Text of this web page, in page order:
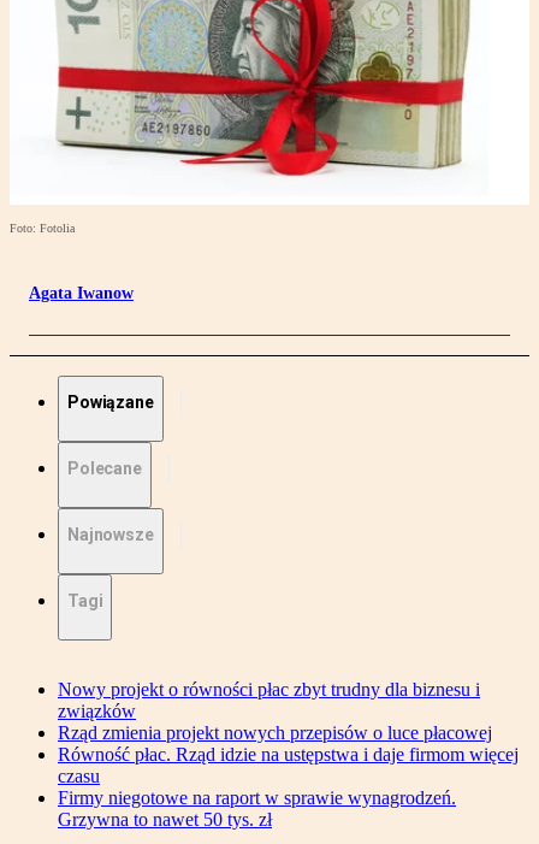
Foto: Fotolia
Agata Iwanow
Powiązane
Polecane
Najnowsze
Tagi
Nowy projekt o równości płac zbyt trudny dla biznesu i
związków
Rząd zmienia projekt nowych przepisów o luce płacowej
Równość płac. Rząd idzie na ustępstwa i daje firmom więcej
czasu
Firmy niegotowe na raport w sprawie wynagrodzeń.
Grzywna to nawet 50 tys. zł